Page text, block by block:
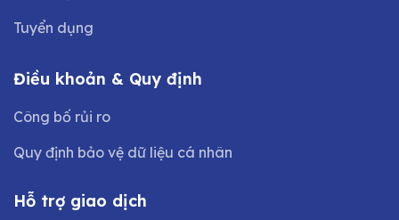
Tuyển dụng
Điều khoản & Quy định
Công bố rủi ro
Quy định bảo vệ dữ liệu cá nhân
Hỗ trợ giao dịch